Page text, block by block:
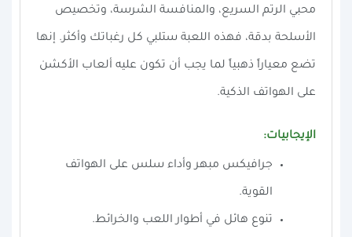
محبي الرتم السريع، والمنافسة الشرسة، وتخصيص
الأسلحة بدقة، فهذه اللعبة ستلبي كل رغباتك وأكثر. إنها
تضع معياراً ذهبياً لما يجب أن تكون عليه ألعاب الأكشن
على الهواتف الذكية.
الإيجابيات:
جرافيكس مبهر وأداء سلس على الهواتف
القوية.
تنوع هائل في أطوار اللعب والخرائط.